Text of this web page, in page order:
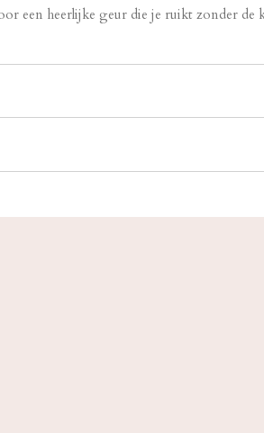
heerlijke geur die je ruikt zonder de